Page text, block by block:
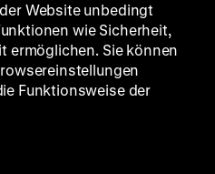
Website unbedingt
wie Sicherheit,
ermöglichen. Sie können
Funktionsweise der